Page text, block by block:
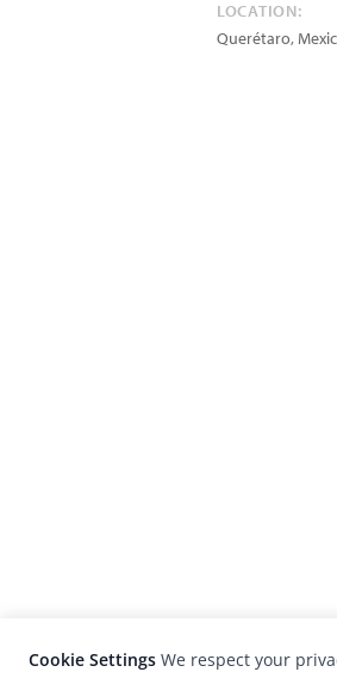
LOCATION:
Querétaro,
Cookie Settings We respect your